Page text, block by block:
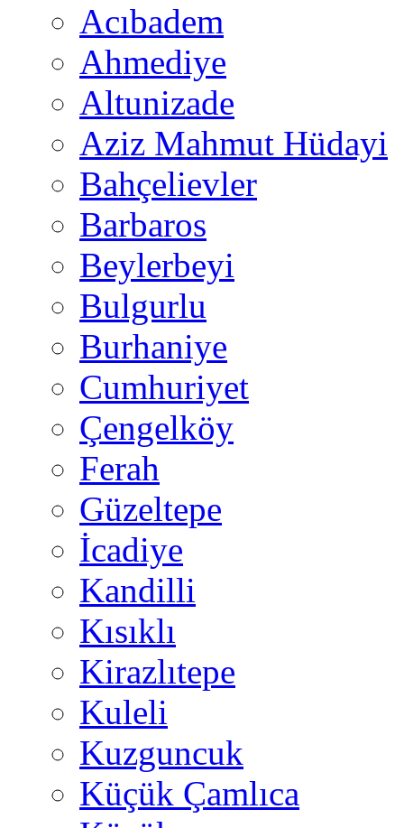
Acıbadem
Ahmediye
Altunizade
Aziz Mahmut Hüdayi
Bahçelievler
Barbaros
Beylerbeyi
Bulgurlu
Burhaniye
Cumhuriyet
Çengelköy
Ferah
Güzeltepe
İcadiye
Kandilli
Kısıklı
Kirazlıtepe
Kuleli
Kuzguncuk
Küçük Çamlıca